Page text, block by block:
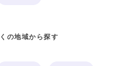
の地域から探す